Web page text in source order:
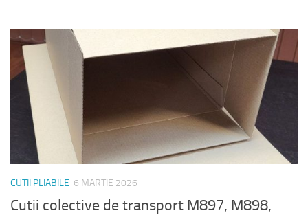
CUTII PLIABILE 6 MARTIE 2026
Cutii colective de transport M897, M898,